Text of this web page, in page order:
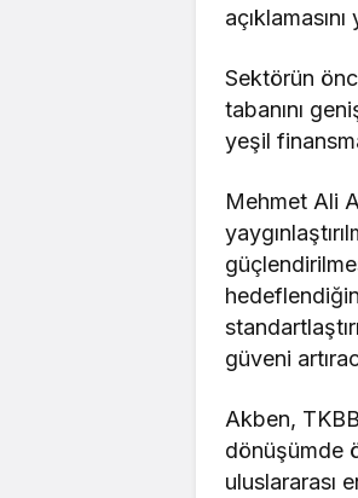
açıklamasını
Sektörün
tabanını
yeşil
Mehmet Ali
güveni
Akben,
dönüşümde
uluslararası